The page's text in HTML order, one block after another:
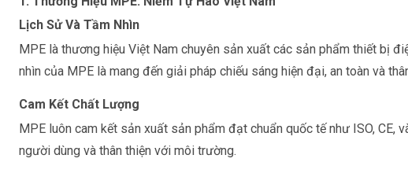
Lịch Sử Và Tầm Nhìn
MPE là thương hiệu Việt Nam chuyên sản xuất các sản phẩm thiết bị
nhìn của MPE là mang đến giải pháp chiếu sáng hiện đại, an toàn và
Cam Kết Chất Lượng
MPE luôn cam kết sản xuất sản phẩm đạt chuẩn quốc tế như ISO, CE,
người dùng và thân thiện với môi trường.